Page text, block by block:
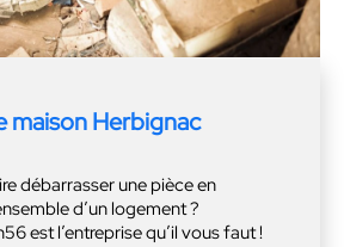
maison Herbignac
débarrasser une pièce en
d’un logement ?
est l’entreprise qu’il vous faut !